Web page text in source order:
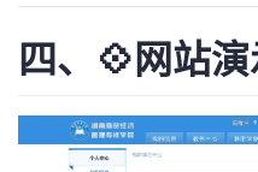
四、💠网站